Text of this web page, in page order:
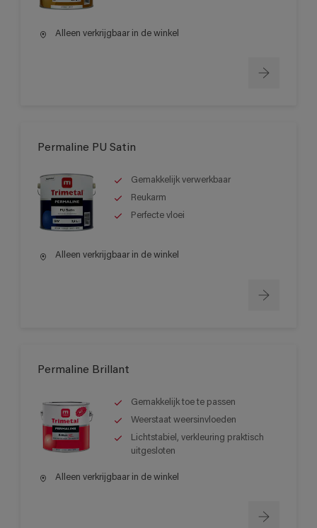
Alleen verkrijgbaar in de winkel
Permaline PU Satin
Gemakkelijk verwerkbaar
Reukarm
Perfecte vloei
Alleen verkrijgbaar in de winkel
Permaline Brillant
Gemakkelijk toe te passen
Weerstaat weersinvloeden
Lichtstabiel, verkleuring praktisch
uitgesloten
Alleen verkrijgbaar in de winkel